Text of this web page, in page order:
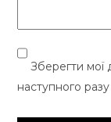
Зберегти мої
наступного разу